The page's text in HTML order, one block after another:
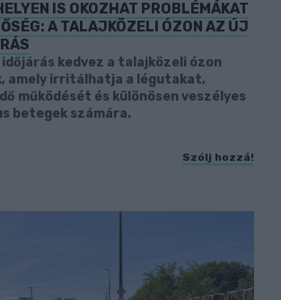
IS OKOZHAT PROBLÉMÁKAT
A TALAJKÖZELI ÓZON AZ ÚJ
kedvez a talajközeli ózon
amely irritálhatja a légutakat,
működését és különösen veszélyes
betegek számára.
Szólj hozzá!